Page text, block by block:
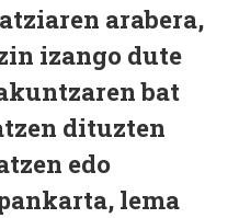
arabera,
izango dute
bat
dituzten
edo
lema